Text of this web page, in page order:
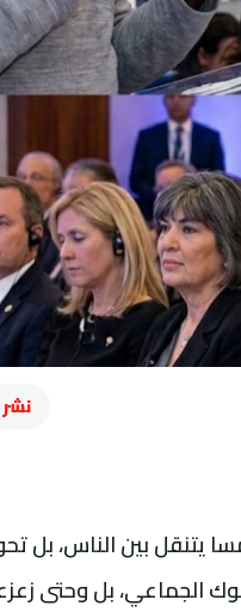
يتنقل بين الناس، بل
الجماعي، بل وحتى